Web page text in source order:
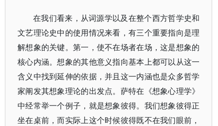
在我们看来，从词源学以及在整个西方哲学史和
文艺理论史中的使用情况来看，有三个重要指向是理
解想象的关键。第一，使不在场者在场，这是想象的
核心内涵。想象的其他意义指向基本上都可以从这一
含义中找到延伸的依据，并且这一内涵也是众多哲学
家阐发其想象理论的出发点。萨特在《想象心理学》
中经常举一个例子，就是想象彼得。我们想象彼得正
坐在桌前，而实际上这个时候彼得既不在我们眼前，